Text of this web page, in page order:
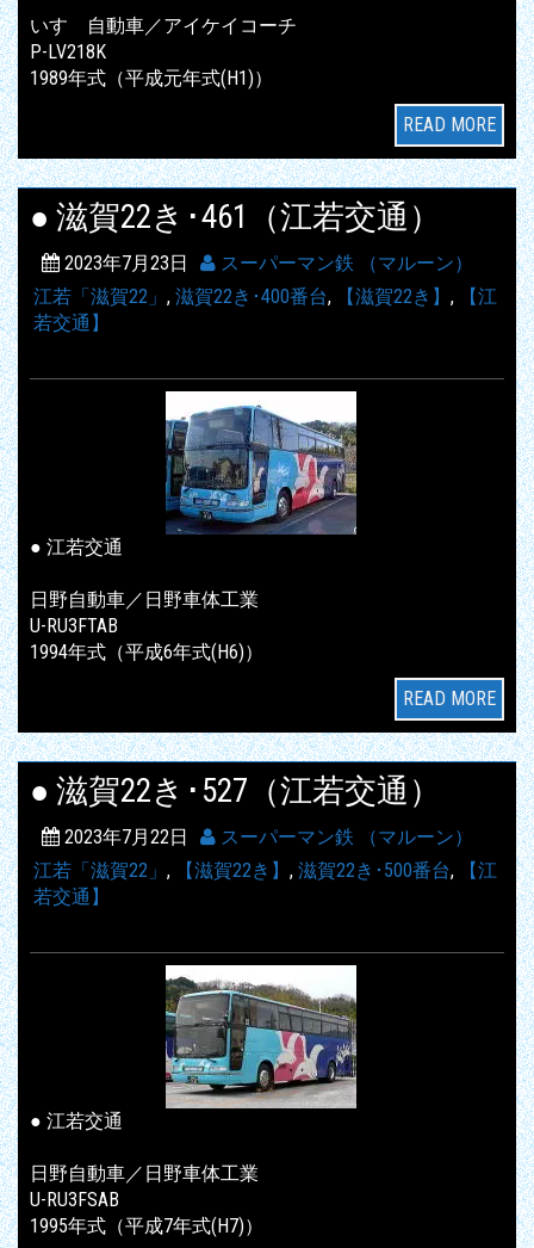
いすゞ自動車／アイケイコーチ
P-LV218K
1989年式（平成元年式(H1)）
READ MORE
● 滋賀22き･461（江若交通）
2023年7月23日
スーパーマン鉄 （マルーン）
江若「滋賀22」 , 滋賀22き･400番台, 【滋賀22き】 ,
【江
若交通】
● 江若交通
日野自動車／日野車体工業
U-RU3FTAB
1994年式（平成6年式(H6)）
READ MORE
● 滋賀22き･527（江若交通）
2023年7月22日
スーパーマン鉄 （マルーン）
江若「滋賀22」 , 【滋賀22き】 , 滋賀22き･500番台,
【江
若交通】
● 江若交通
日野自動車／日野車体工業
U-RU3FSAB
1995年式（平成7年式(H7)）